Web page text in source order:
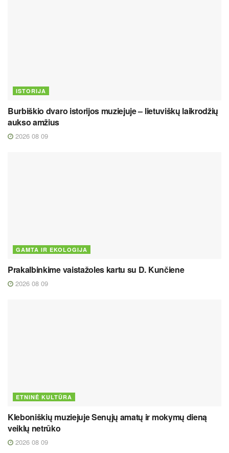
ISTORIJA
Burbiškio dvaro istorijos muziejuje – lietuviškų laikrodžių
aukso amžius
2026 08 09
GAMTA IR EKOLOGIJA
Prakalbinkime vaistažoles kartu su D. Kunčiene
2026 08 09
ETNINĖ KULTŪRA
Kleboniškių muziejuje Senųjų amatų ir mokymų dieną
veiklų netrūko
2026 08 09